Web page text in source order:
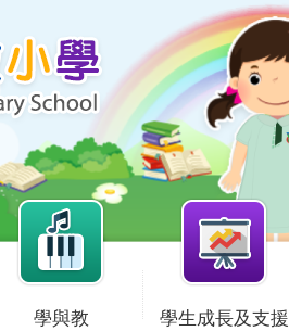
學與教 學生成長及支援